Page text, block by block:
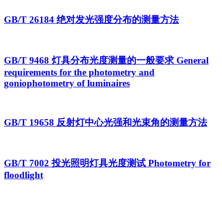
GB/T 26184 绝对发光强度分布的测量方法
GB/T 9468 灯具分布光度测量的一般要求 General
requirements for the photometry and
goniophotometry of luminaires
GB/T 19658 反射灯中心光强和光束角的测量方法
GB/T 7002 投光照明灯具光度测试 Photometry for
floodlight